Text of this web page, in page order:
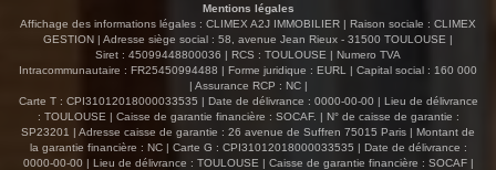
d'un véritable GARAGE de 22m2 DPE C Charges
annuelles : 600€ Prix : 495 000€ frais d'agence charge
vendeur
Mentions légales
Affichage des informations légales : CLIMEX A2J IMMOBILIER | Raison sociale : CLIMEX
GESTION | Adresse siège social : 58, avenue Jean Rieux - 31500 TOULOUSE |
Siret : 45099448800036 | RCS : TOULOUSE | Numero TVA
Intracommunautaire : FR25450994488 | Forme juridique : EURL | Capital social : 160 000
| Assurance RCP : NC |
Carte T : CPI31012018000033535 | Date de délivrance : 0000-00-00 | Lieu de délivrance
: TOULOUSE | Caisse de garantie financière : SOCAF. | N° de caisse de garantie :
SP23201 | Adresse caisse de garantie : 26 avenue de Suffren 75015 Paris | Montant de
la garantie financière : NC | Carte G : CPI31012018000033535 | Date de délivrance :
0000-00-00 | Lieu de délivrance : TOULOUSE | Caisse de garantie financière : SOCAF |